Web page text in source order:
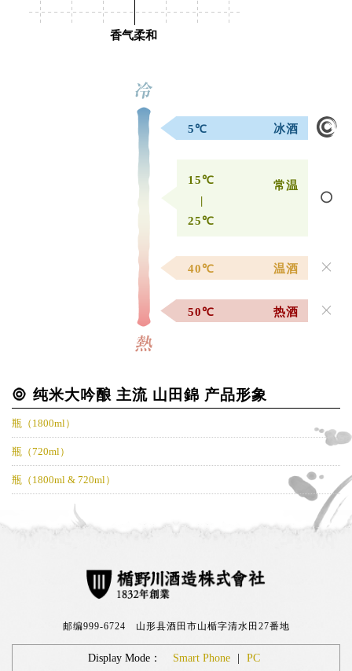
香气柔和
5℃ 冰酒
15℃
|
25℃
常温
40℃ 温酒
50℃ 热酒
纯米大吟酿 主流 山田錦 产品形象
瓶（1800ml）
瓶（720ml）
瓶（1800ml & 720ml）
邮编999-6724 山形县酒田市山楯字清水田27番地
Display Mode： Smart Phone PC